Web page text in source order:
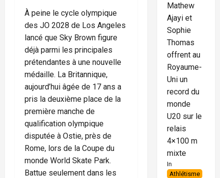
À peine le cycle olympique
des JO 2028 de Los Angeles
lancé que Sky Brown figure
déjà parmi les principales
prétendantes à une nouvelle
médaille. La Britannique,
aujourd’hui âgée de 17 ans a
pris la deuxième place de la
première manche de
qualification olympique
disputée à Ostie, près de
Rome, lors de la Coupe du
monde World Skate Park.
Battue seulement dans les
Mathew
Ajayi et
Sophie
Thomas
offrent au
Royaume-
Uni un
record du
monde
U20 sur le
relais
4×100 m
mixte
In
Athlétisme